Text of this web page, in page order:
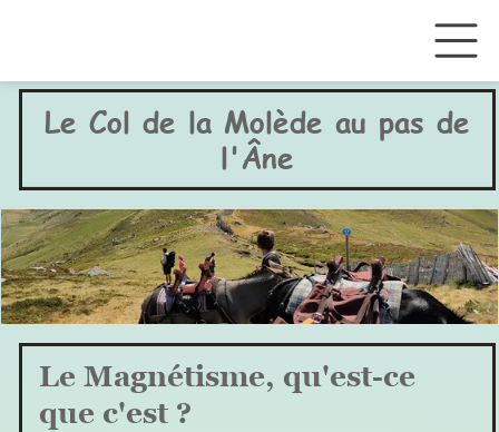
Le Col de la Molède au pas de
l'Âne
Le Magnétisme, qu'est-ce
que c'est ?